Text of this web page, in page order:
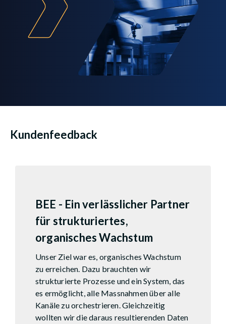
Kundenfeedback
BEE - Ein verlässlicher Partner
für strukturiertes,
organisches Wachstum
Unser Ziel war es, organisches Wachstum
zu erreichen. Dazu brauchten wir
strukturierte Prozesse und ein System, das
es ermöglicht, alle Massnahmen über alle
Kanäle zu orchestrieren. Gleichzeitig
wollten wir die daraus resultierenden Daten